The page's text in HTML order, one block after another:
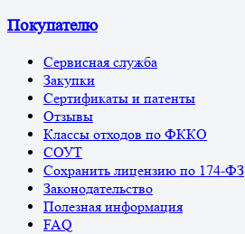
Покупателю
Сервисная служба
Закупки
Сертификаты и патенты
Отзывы
Классы отходов по ФККО
СОУТ
Сохранить лицензию по 174-ФЗ
Законодательство
Полезная информация
FAQ